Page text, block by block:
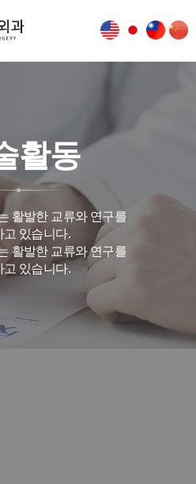
활동
활발한 교류와 연구를
고 있습니다.
활발한 교류와 연구를
고 있습니다.